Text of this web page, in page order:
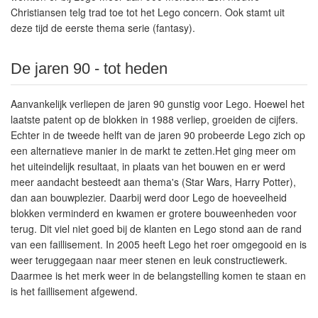
Christiansen telg trad toe tot het Lego concern. Ook stamt uit
deze tijd de eerste thema serie (fantasy).
De jaren 90 - tot heden
Aanvankelijk verliepen de jaren 90 gunstig voor Lego. Hoewel het
laatste patent op de blokken in 1988 verliep, groeiden de cijfers.
Echter in de tweede helft van de jaren 90 probeerde Lego zich op
een alternatieve manier in de markt te zetten.Het ging meer om
het uiteindelijk resultaat, in plaats van het bouwen en er werd
meer aandacht besteedt aan thema's (Star Wars, Harry Potter),
dan aan bouwplezier. Daarbij werd door Lego de hoeveelheid
blokken verminderd en kwamen er grotere bouweenheden voor
terug. Dit viel niet goed bij de klanten en Lego stond aan de rand
van een faillisement. In 2005 heeft Lego het roer omgegooid en is
weer teruggegaan naar meer stenen en leuk constructiewerk.
Daarmee is het merk weer in de belangstelling komen te staan en
is het faillisement afgewend.